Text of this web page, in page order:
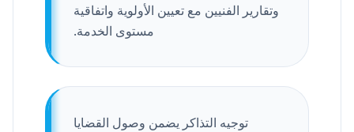
وتقارير الفنيين مع تعيين الأولوية واتفاقية
مستوى الخدمة.
توجيه التذاكر يضمن وصول القضايا